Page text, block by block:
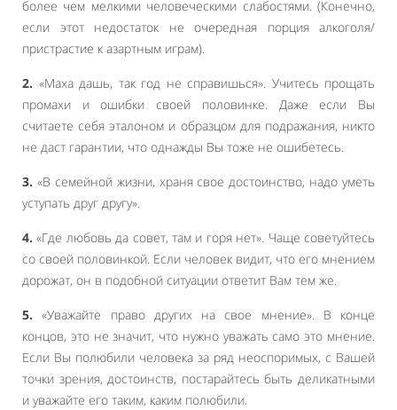
более чем мелкими человеческими слабостями. (Конечно,
если этот недостаток не очередная порция алкоголя/
пристрастие к азартным играм).
2. «Маха дашь, так год не справишься». Учитесь прощать
промахи и ошибки своей половинке. Даже если Вы
считаете себя эталоном и образцом для подражания, никто
не даст гарантии, что однажды Вы тоже не ошибетесь.
3. «В семейной жизни, храня свое достоинство, надо уметь
уступать друг другу».
4. «Где любовь да совет, там и горя нет». Чаще советуйтесь
со своей половинкой. Если человек видит, что его мнением
дорожат, он в подобной ситуации ответит Вам тем же.
5. «Уважайте право других на свое мнение». В конце
концов, это не значит, что нужно уважать само это мнение.
Если Вы полюбили человека за ряд неоспоримых, с Вашей
точки зрения, достоинств, постарайтесь быть деликатными
и уважайте его таким, каким полюбили.